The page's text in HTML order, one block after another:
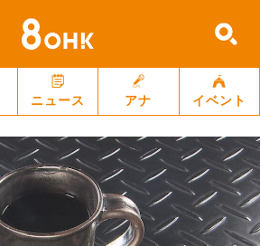
ニュース アナ イベント